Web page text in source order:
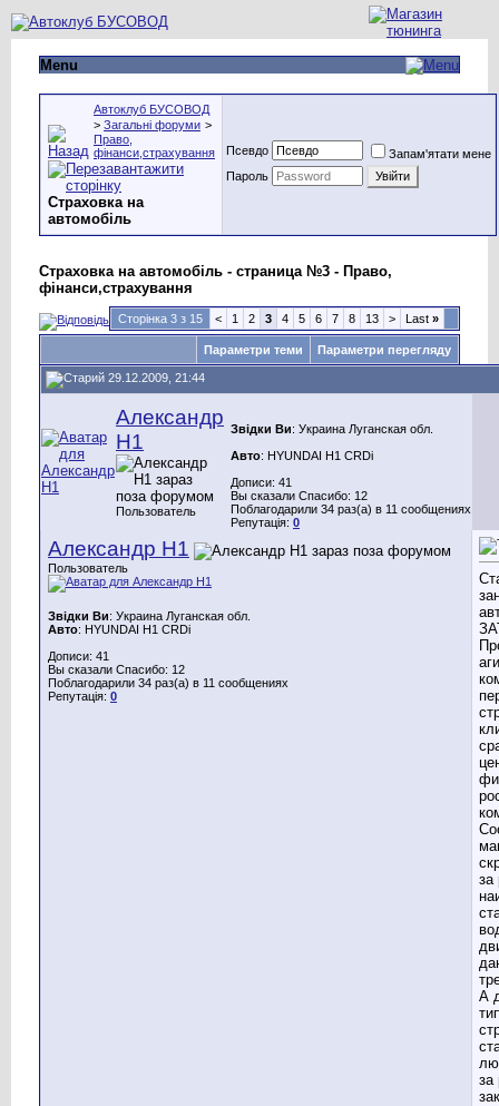
Menu
Автоклуб БУСОВОД
> Загальні форуми >
Право,
фінанси,страхування
Страховка на
автомобіль
Псевдо
Запам'ятати мене
Пароль
Страховка на автомобіль - страница №3 - Право,
фінанси,страхування
Сторінка 3 з 15 < 1 2 3 4 5 6 7 8 13 > Last »
Параметри теми Параметри перегляду
29.12.2009, 21:44
Александр
Н1
Пользователь
Звідки Ви: Украина Луганская обл.
Авто: HYUNDAI H1 CRDi
Дописи: 41
Вы сказали Спасибо: 12
Поблагодарили 34 раз(а) в 11 сообщениях
Репутація: 0
Александр Н1
Пользователь
Звідки Ви: Украина Луганская обл.
Авто: HYUNDAI H1 CRDi
Дописи: 41
Вы сказали Спасибо: 12
Поблагодарили 34 раз(а) в 11 сообщениях
Репутація: 0
за
А
за